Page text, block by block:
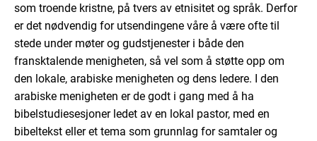
som troende kristne, på tvers av etnisitet og språk. Derfor
er det nødvendig for utsendingene våre å være ofte til
stede under møter og gudstjenester i både den
fransktalende menigheten, så vel som å støtte opp om
den lokale, arabiske menigheten og dens ledere. I den
arabiske menigheten er de godt i gang med å ha
bibelstudiesesjoner ledet av en lokal pastor, med en
bibeltekst eller et tema som grunnlag for samtaler og